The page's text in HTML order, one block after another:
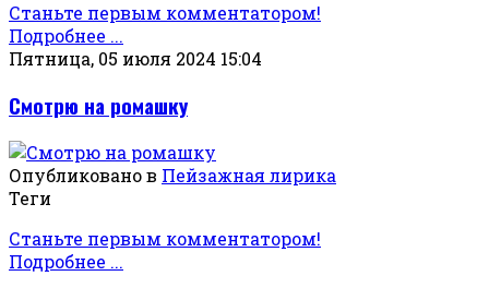
Станьте первым комментатором!
Подробнее ...
Пятница, 05 июля 2024 15:04
Смотрю на ромашку
Опубликовано в Пейзажная лирика
Теги
Станьте первым комментатором!
Подробнее ...